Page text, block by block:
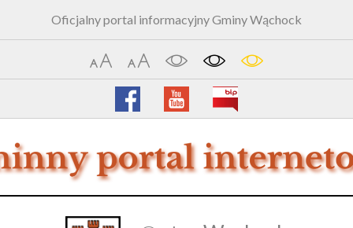
Oficjalny portal informacyjny Gminy Wąchock